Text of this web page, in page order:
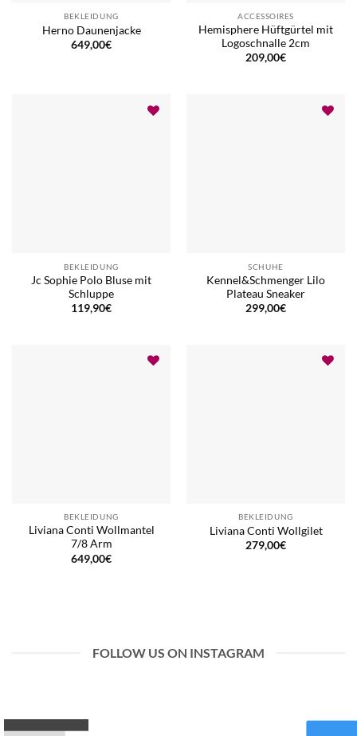
BEKLEIDUNG
Herno Daunenjacke
649,00€
ACCESSOIRES
Hemisphere Hüftgürtel mit
Logoschnalle 2cm
209,00€
BEKLEIDUNG
Jc Sophie Polo Bluse mit
Schluppe
119,90€
SCHUHE
Kennel&Schmenger Lilo
Plateau Sneaker
299,00€
BEKLEIDUNG
Liviana Conti Wollmantel
7/8 Arm
649,00€
BEKLEIDUNG
Liviana Conti Wollgilet
279,00€
FOLLOW US ON INSTAGRAM